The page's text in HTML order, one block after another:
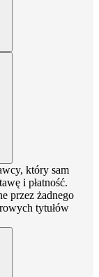
który sam
i płatność.
przez żadnego
tytułów